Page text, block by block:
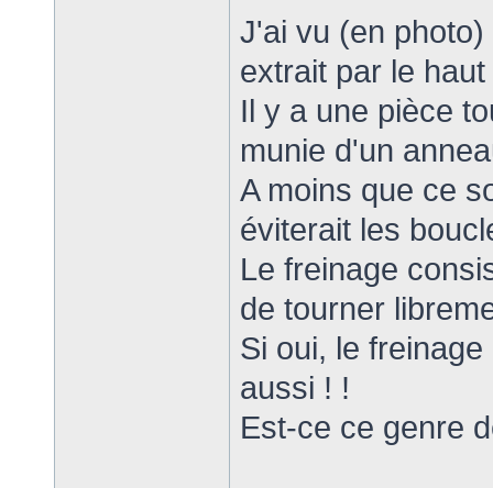
J'ai vu (en
extrait par le
Il y a une pièce
munie d'un
A moins que ce
éviterait les
Le freinage
de tourner
Si oui, le
aussi ! !
Est-ce ce genre